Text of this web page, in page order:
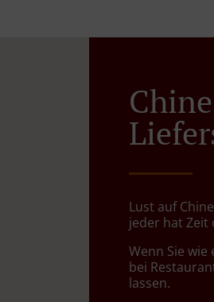
Lust auf
jeder hat Zeit
Wenn Sie
bei
lassen.